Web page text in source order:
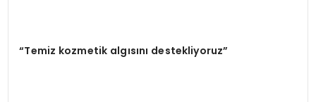
“Temiz kozmetik algısını destekliyoruz”